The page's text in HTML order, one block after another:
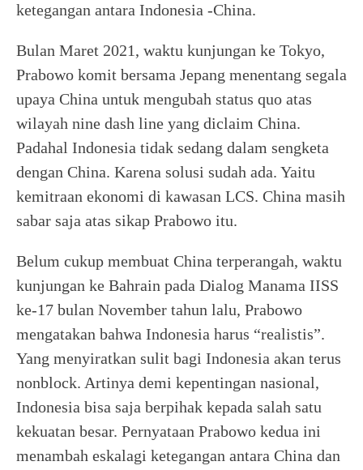
ketegangan antara Indonesia -China.
Bulan Maret 2021, waktu kunjungan ke Tokyo,
Prabowo komit bersama Jepang menentang segala
upaya China untuk mengubah status quo atas
wilayah nine dash line yang diclaim China.
Padahal Indonesia tidak sedang dalam sengketa
dengan China. Karena solusi sudah ada. Yaitu
kemitraan ekonomi di kawasan LCS. China masih
sabar saja atas sikap Prabowo itu.
Belum cukup membuat China terperangah, waktu
kunjungan ke Bahrain pada Dialog Manama IISS
ke-17 bulan November tahun lalu, Prabowo
mengatakan bahwa Indonesia harus “realistis”.
Yang menyiratkan sulit bagi Indonesia akan terus
nonblock. Artinya demi kepentingan nasional,
Indonesia bisa saja berpihak kepada salah satu
kekuatan besar. Pernyataan Prabowo kedua ini
menambah eskalagi ketegangan antara China dan